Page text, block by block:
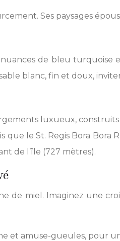
Ses paysages
de bleu
blanc, fin et doux,
luxueux,
que le St. Regis Bora
de l’île (727 mètres).
de miel. Imaginez une
et amuse-gueules, pour